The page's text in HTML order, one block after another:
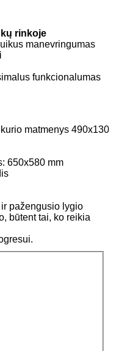
rinkoje
manevringumas
funkcionalumas
matmenys 490x130
650x580 mm
pažengusio lygio
būtent tai, ko reikia